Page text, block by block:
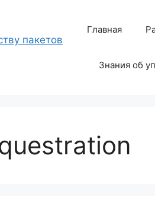
Главная
Знания об